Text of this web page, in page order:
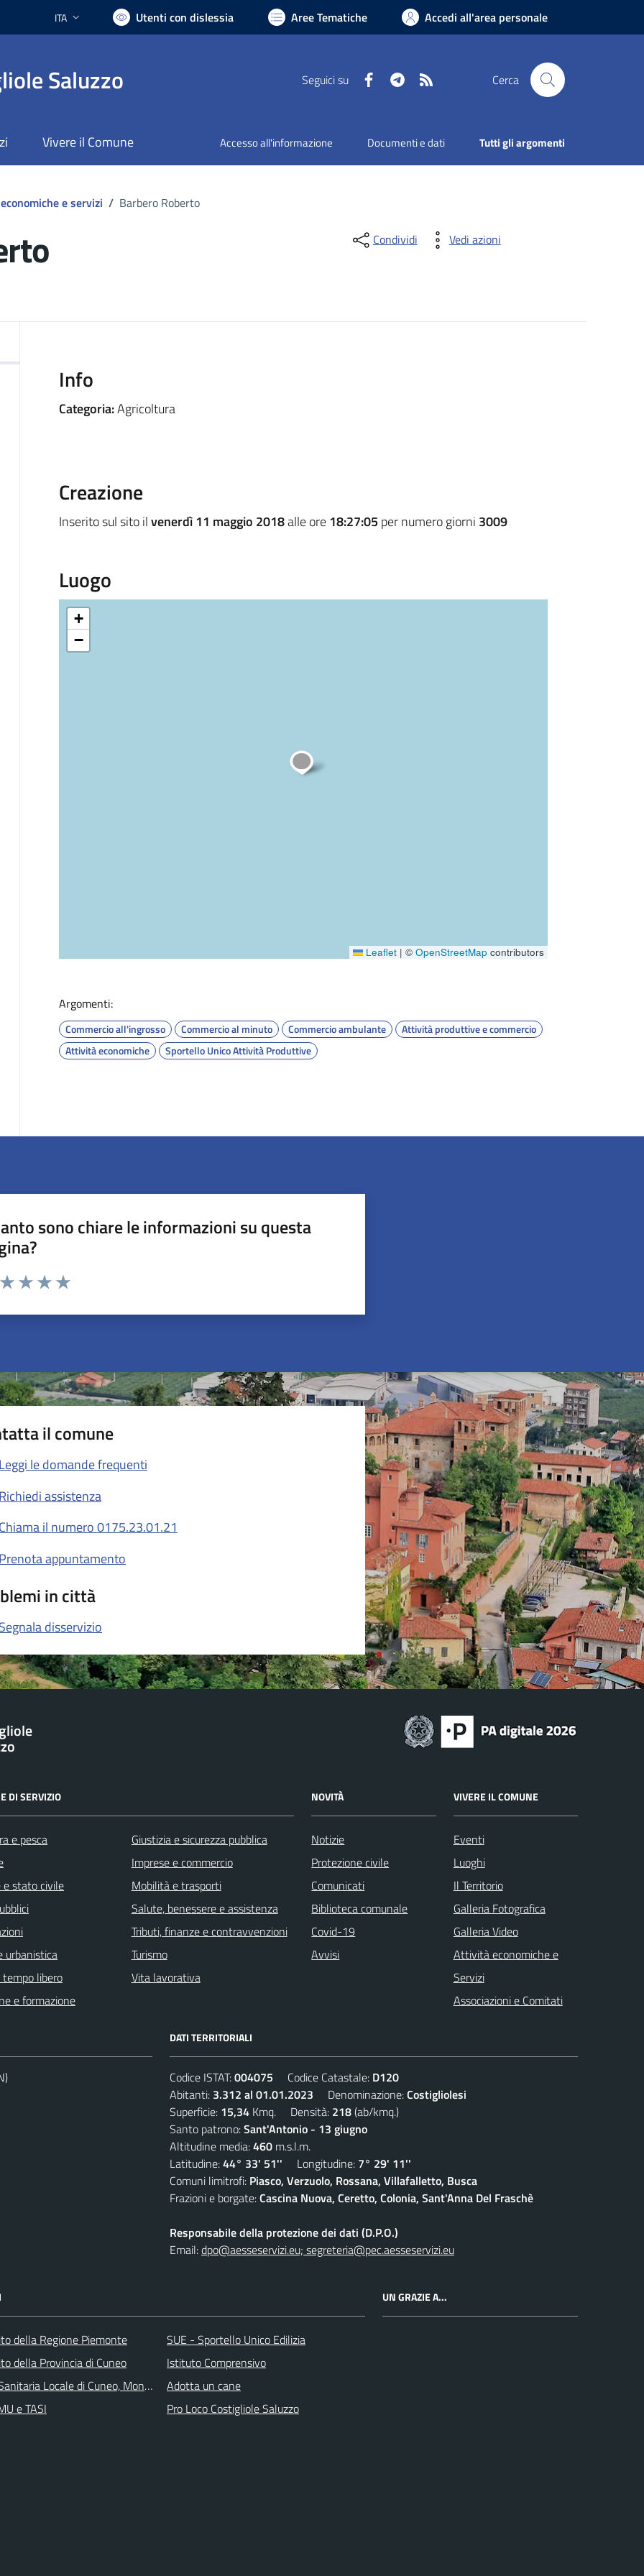
Lingua attiva:
ITA Utenti con dislessia Aree Tematiche Accedi all'area personale
Saluzzo Seguici su FacebookTelegram Cerca
Vivere il Comune Accesso all'informazione Documenti e dati Tutti gli argomenti
e servizi / Barbero Roberto
Condividi Vedi azioni
Info
Categoria:Agricoltura
Creazione
Inserito sul sito ilvenerdì 11 maggio 2018alle ore18:27:05 per numero giorni 3009
Luogo
+
−
Leaflet | © OpenStreetMap contributors
Argomenti:
Commercio all'ingrosso Commercio al minuto Commercio ambulante
Attività produttive e commercio
Attività economiche
Sportello Unico Attività Produttive
sono chiare le informazioni su questa
da 1 a 5 stelle la pagina
il comune
Leggi le domande frequenti
Richiedi assistenza
Chiama il numero 0175.23.01.21
Prenota appuntamento
in città
Segnala disservizio
DI SERVIZIO
e pesca
e stato civile
urbanistica
libero
e formazione
Giustizia e sicurezza pubblica
Imprese e commercio
Mobilità e trasporti
Salute, benessere e assistenza
Tributi, finanze e contravvenzioni
Turismo
Vita lavorativa
NOVITÀ
Notizie
Protezione civile
Comunicati
Biblioteca comunale
Covid-19
Avvisi
VIVERE IL COMUNE
Eventi
Luoghi
Il Territorio
Galleria Fotografica
Galleria Video
Attività economiche e
Servizi
Associazioni e Comitati
DATI TERRITORIALI
Codice ISTAT:004075 Codice Catastale: D120
Abitanti: 3.312 al 01.01.2023 Denominazione:Costigliolesi
Superficie: 15,34 Kmq. Densità: 218(ab/kmq.)
Santo patrono:Sant'Antonio - 13 giugno
Altitudine media:460 m.s.l.m.
Latitudine:44° 33' 51'' Longitudine: 7° 29' 11''
Comuni limitrofi: Piasco, Verzuolo, Rossana, Villafalletto, Busca
Frazioni e borgate:Cascina Nuova, Ceretto, Colonia, Sant'Anna Del Fraschè
Responsabile della protezione dei dati (D.P.O.)
Email:dpo@aesseservizi.eu; segreteria@pec.aesseservizi.eu
della Regione Piemonte
della Provincia di Cuneo
Locale di Cuneo, Mondovì e Savigliano
e TASI
SUE - Sportello Unico Edilizia
Istituto Comprensivo
Adotta un cane
Pro Loco Costigliole Saluzzo
UN GRAZIE A...